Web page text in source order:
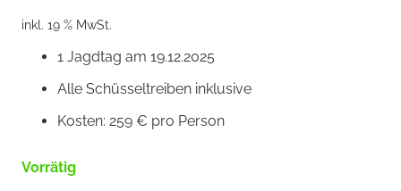
inkl. 19 % MwSt.
1 Jagdtag am 19.12.2025
Alle Schüsseltreiben inklusive
Kosten: 259 € pro Person
Vorrätig